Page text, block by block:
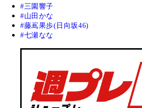
三園響子
山田かな
藤嶌果歩(日向坂46)
七瀬なな